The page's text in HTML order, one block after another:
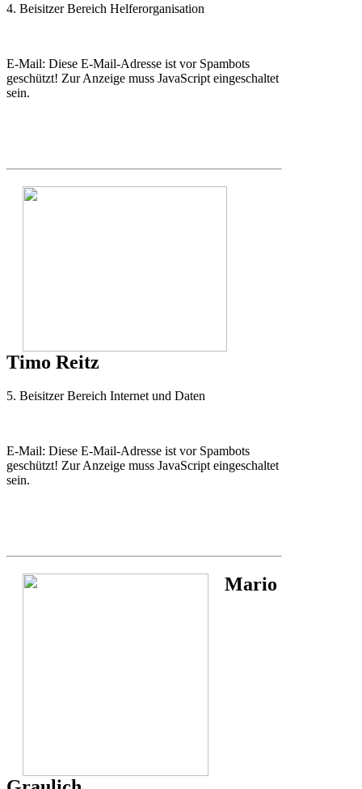
4. Beisitzer Bereich Helferorganisation
E-Mail: Diese E-Mail-Adresse ist vor Spambots
geschützt! Zur Anzeige muss JavaScript eingeschaltet
sein.
Timo Reitz
5. Beisitzer Bereich Internet und Daten
E-Mail: Diese E-Mail-Adresse ist vor Spambots
geschützt! Zur Anzeige muss JavaScript eingeschaltet
sein.
Mario